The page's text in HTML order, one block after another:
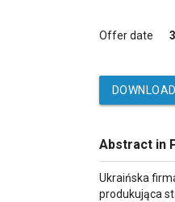
Offer date
Abstract in
Ukraińska
produkująca